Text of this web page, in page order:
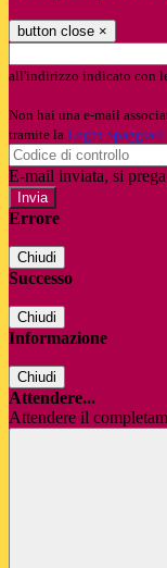
button close ×
all'indirizzo indicato con
Non hai una e-mail
tramite la Login Spaggiari
E-mail inviata, si
Errore
Chiudi
Successo
Chiudi
Informazione
Chiudi
Attendere...
Attendere il